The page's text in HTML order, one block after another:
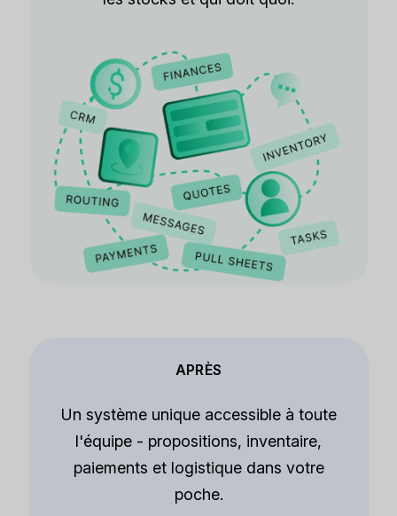
APRÈS
Un système unique accessible à toute
l'équipe - propositions, inventaire,
paiements et logistique dans votre
poche.